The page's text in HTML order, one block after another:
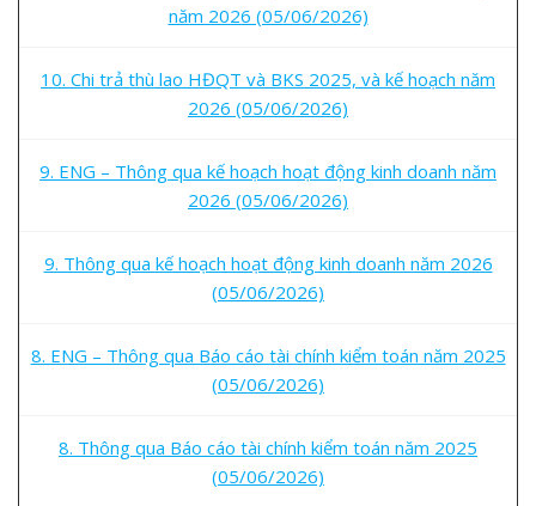
năm 2026 (05/06/2026)
10. Chi trả thù lao HĐQT và BKS 2025, và kế hoạch năm
2026 (05/06/2026)
9. ENG – Thông qua kế hoạch hoạt động kinh doanh năm
2026 (05/06/2026)
9. Thông qua kế hoạch hoạt động kinh doanh năm 2026
(05/06/2026)
8. ENG – Thông qua Báo cáo tài chính kiểm toán năm 2025
(05/06/2026)
8. Thông qua Báo cáo tài chính kiểm toán năm 2025
(05/06/2026)